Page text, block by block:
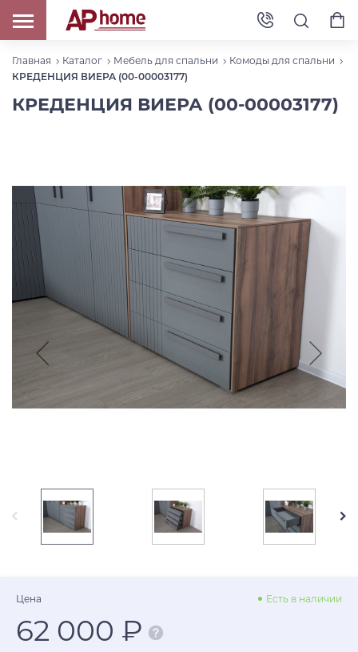
Главная Каталог Мебель для спальни
Комоды для спальни
КРЕДЕНЦИЯ ВИЕРА (00-00003177)
КРЕДЕНЦИЯ ВИЕРА (00-00003177)
Цена Есть в наличии
62 000 ₽